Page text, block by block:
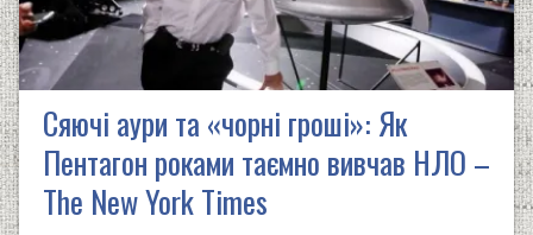
Сяючі аури та «чорні гроші»: Як
Пентагон роками таємно вивчав НЛО –
The New York Times